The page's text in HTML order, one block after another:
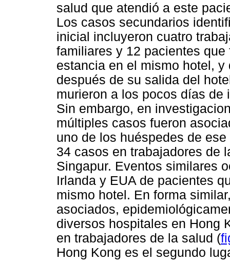
salud que atendió a este
Los casos secundarios
inicial incluyeron cuatro
familiares y 12 pacientes
estancia en el mismo hotel,
después de su salida del
murieron a los pocos días de
Sin embargo, en
múltiples casos fueron
uno de los huéspedes de
34 casos en trabajadores de
Singapur. Eventos similares
Irlanda y EUA de pacientes
mismo hotel. En forma
asociados,
diversos hospitales en Hong
en trabajadores de la salud (
Hong Kong es el segundo